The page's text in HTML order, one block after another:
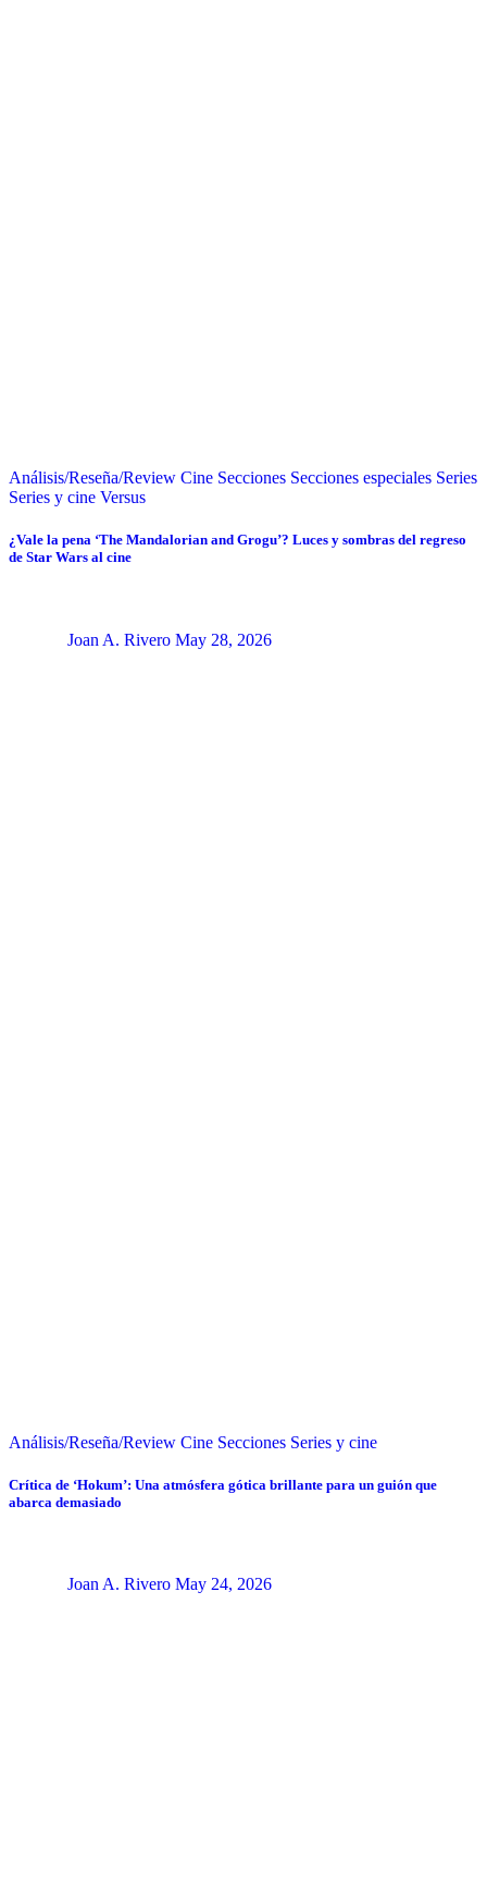
Análisis/Reseña/Review Cine Secciones Secciones especiales Series
Series y cine Versus
¿Vale la pena ‘The Mandalorian and Grogu’? Luces y sombras del regreso
de Star Wars al cine
Joan A. Rivero May 28, 2026
Análisis/Reseña/Review Cine Secciones Series y cine
Crítica de ‘Hokum’: Una atmósfera gótica brillante para un guión que
abarca demasiado
Joan A. Rivero May 24, 2026